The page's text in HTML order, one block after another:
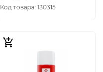
Код товара: 130315